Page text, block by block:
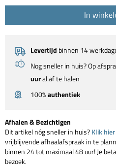
In
Levertijd binnen 14
Nog sneller in huis? Op
uural af te halen
100%authentiek
Afhalen & Bezichtigen
Dit artikel nóg sneller in huis?Klik hier
vrijblijvende afhaalafspraak in te
binnen 24 tot maximaal 48 uur! Je
bezoek.